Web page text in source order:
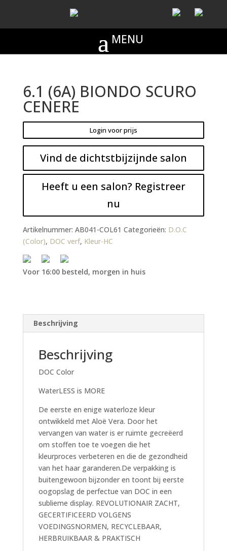
6.1 (6A) BIONDO SCURO
CENERE
Login voor prijs
Vind de dichtstbijzijnde salon
Heeft u een salon? Registreer
nu
Artikelnummer: AB041-COL61 Categorieën: D.O.C
(Color), DOC verf, Kleur-HC
Voor 16:00 besteld, morgen in huis
Beschrijving
Beschrijving
DOC Color
WaterLESS is MORE
De eerste en enige waterloze kleur
ontwikkeld met Aloë Vera. Door het
vervangen van water is er ruimte gecreëerd
om stoffen toe te voegen die het
kleurproces verbeteren en die de gezondheid
van het haar garanderen.De verpakking is
buitengewoon bijzonder en toont bij eerste
oogopslag de perfectue van DOC in een
sublieme display. REVOLUTIONAIR ZACHT,
GECERTIFICEERD VOLGENS
VOEDINGSNORMEN, RECYCLEBAAR,
HERBRUIKBAAR & PRAKTISCH